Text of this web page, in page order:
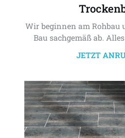
Wir beginnen am Rohbau
Bau sachgemäß ab.
JETZT